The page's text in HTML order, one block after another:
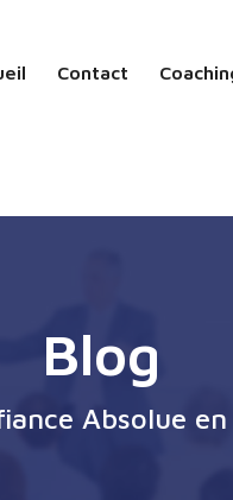
Contact
Blog
Absolue